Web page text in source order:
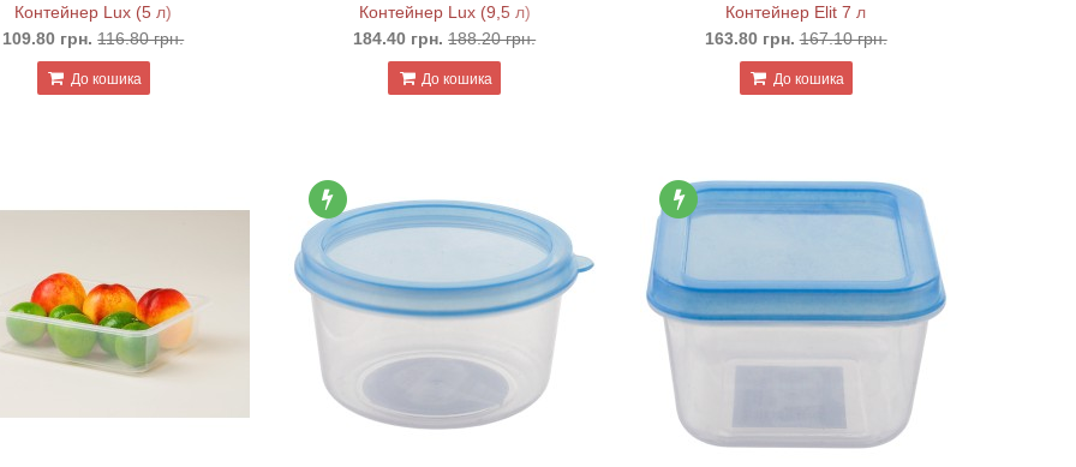
Контейнер Lux (5 л)
109.80 грн. 116.80 грн.
До кошика
Контейнер Lux (9,5 л)
184.40 грн. 188.20 грн.
До кошика
Контейнер Elit 7 л
163.80 грн. 167.10 грн.
До кошика